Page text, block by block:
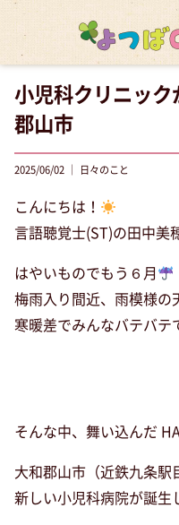
小児科クリニッ
郡山市
2025/06/02 ｜ 日々のこと
こんにちは！
言語聴覚士(ST)の田中美
はやいものでもう６月
梅雨入り間近、雨模様
寒暖差でみんなバテバテ
そんな中、舞い込んだ
大和郡山市（近鉄九条駅
新しい小児科病院が誕生